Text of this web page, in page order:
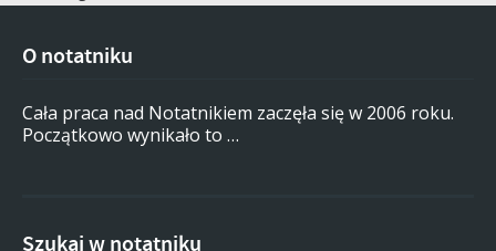
O notatniku
Cała praca nad Notatnikiem zaczęła się w 2006 roku.
Początkowo wynikało to …
Szukaj w notatniku